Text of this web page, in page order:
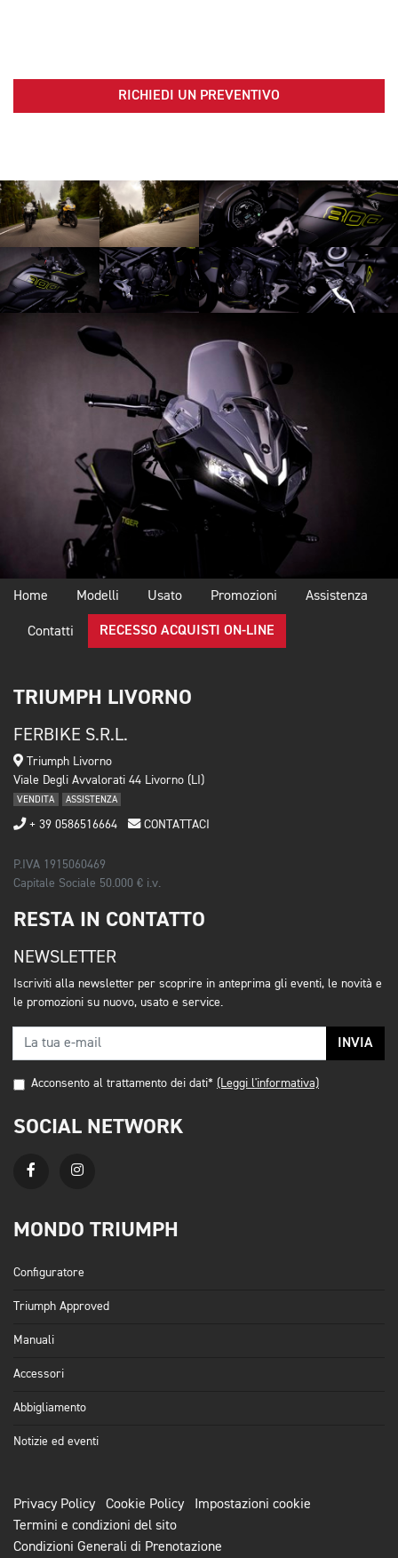
RICHIEDI UN PREVENTIVO
Home Modelli Usato Promozioni Assistenza
Contatti RECESSO ACQUISTI ON-LINE
TRIUMPH LIVORNO
FERBIKE S.R.L.
Triumph Livorno
Viale Degli Avvalorati 44 Livorno (LI)
VENDITA ASSISTENZA
+ 39 0586516664 CONTATTACI
P.IVA 1915060469
Capitale Sociale 50.000 € i.v.
RESTA IN CONTATTO
NEWSLETTER
Iscriviti alla newsletter per scoprire in anteprima gli eventi, le novità e
le promozioni su nuovo, usato e service.
INVIA
Acconsento al trattamento dei dati* (Leggi l'informativa)
SOCIAL NETWORK
MONDO TRIUMPH
Configuratore
Triumph Approved
Manuali
Accessori
Abbigliamento
Notizie ed eventi
Privacy Policy Cookie Policy
Impostazioni cookie
Termini e condizioni del sito
Condizioni Generali di Prenotazione